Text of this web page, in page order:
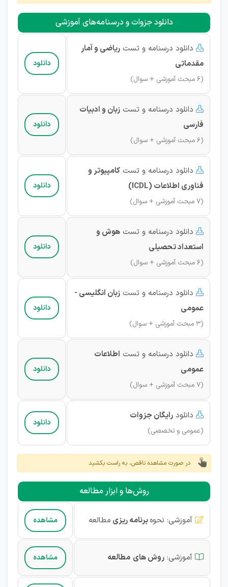
دانلود جزوات و درسنامه‌های آموزشی
 دانلود درسنامه و تست ریاضی و آمار
مقدماتی
(6 مبحث آموزشی + سوال)
دانلود
 دانلود درسنامه و تست زبان و ادبیات
فارسی
(6 مبحث آموزشی + سوال)
دانلود
 دانلود درسنامه و تست کامپیوتر و
فناوری اطلاعات (ICDL)
(7 مبحث آموزشی + سوال)
دانلود
 دانلود درسنامه و تست هوش و
استعداد تحصیلی
(6 مبحث آموزشی + سوال)
دانلود
 دانلود درسنامه و تست زبان انگلیسی -
عمومی
(3 مبحث آموزشی + سوال)
دانلود
 دانلود درسنامه و تست اطلاعات
عمومی
(7 مبحث آموزشی + سوال)
دانلود
 دانلود رایگان جزوات
(عمومی و تخصصی)
دانلود
در صورت مشاهده ناقص، به راست بکشید
روش‌ها و ابزار مطالعه
 آموزشی: نحوهبرنامه ریزی مطالعه مشاهده
 آموزشی: روش های مطالعه مشاهده